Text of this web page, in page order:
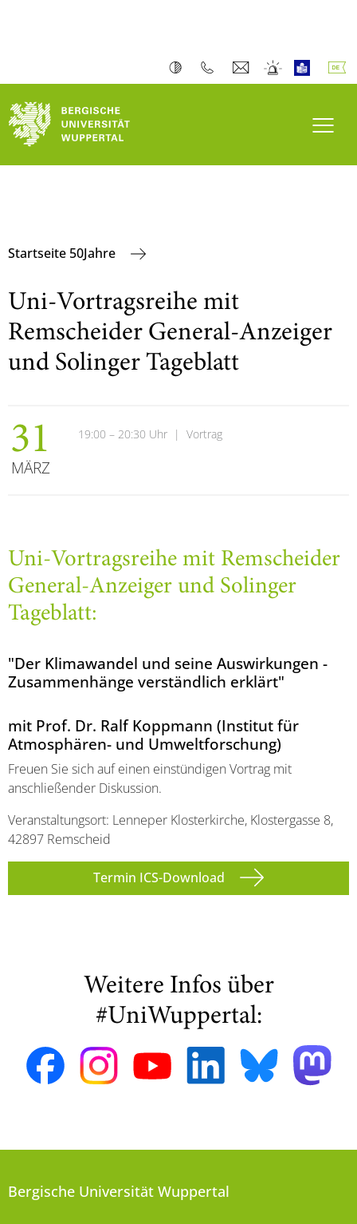
Startseite 50Jahre
Uni-Vortragsreihe mit
Remscheider General-Anzeiger
und Solinger Tageblatt
31
MÄRZ
19:00 – 20:30 Uhr | Vortrag
Uni-Vortragsreihe mit Remscheider
General-Anzeiger und Solinger
Tageblatt:
"Der Klimawandel und seine Auswirkungen -
Zusammenhänge verständlich erklärt"
mit Prof. Dr. Ralf Koppmann (Institut für
Atmosphären- und Umweltforschung)
Freuen Sie sich auf einen einstündigen Vortrag mit
anschließender Diskussion.
Veranstaltungsort: Lenneper Klosterkirche, Klostergasse 8,
42897 Remscheid
Termin ICS-Download
Weitere Infos über
#UniWuppertal:
Bergische Universität Wuppertal